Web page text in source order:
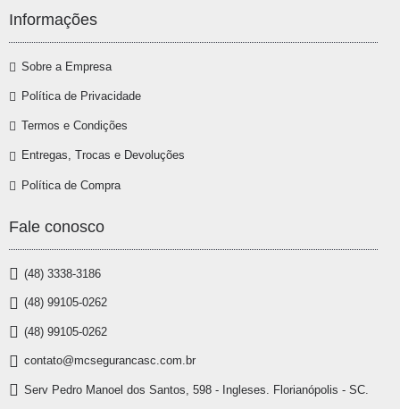
Informações
Sobre a Empresa
Política de Privacidade
Termos e Condições
Entregas, Trocas e Devoluções
Política de Compra
Fale conosco
(48) 3338-3186
(48) 99105-0262
(48) 99105-0262
contato@mcsegurancasc.com.br
Serv Pedro Manoel dos Santos, 598 - Ingleses. Florianópolis - SC.